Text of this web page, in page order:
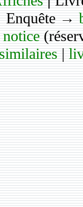
Enquête →
notice
|